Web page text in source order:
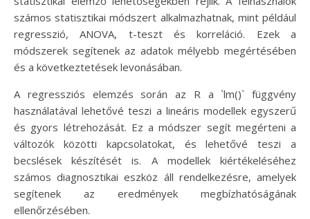
számos statisztikai módszert alkalmazhatnak, mint például
regresszió, ANOVA, t-teszt és korreláció. Ezek a
módszerek segítenek az adatok mélyebb megértésében
és a következtetések levonásában.
A regressziós elemzés során az R a `lm()` függvény
használatával lehetővé teszi a lineáris modellek egyszerű
és gyors létrehozását. Ez a módszer segít megérteni a
változók közötti kapcsolatokat, és lehetővé teszi a
becslések készítését is. A modellek kiértékeléséhez
számos diagnosztikai eszköz áll rendelkezésre, amelyek
segítenek az eredmények megbízhatóságának
ellenőrzésében.